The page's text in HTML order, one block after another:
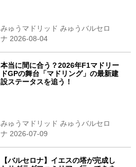
みゅうマドリッド みゅうバルセロ
ナ 2026-08-04
本当に間に合う？2026年F1マドリー
ドGPの舞台「マドリング」の最新建
設ステータスを追う！
みゅうマドリッド みゅうバルセロ
ナ 2026-07-09
【バルセロナ】イエスの塔が完成し